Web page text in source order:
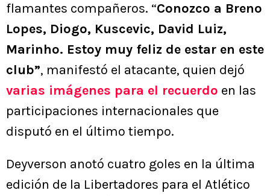
flamantes compañeros. “Conozco a Breno
Lopes, Diogo, Kuscevic, David Luiz,
Marinho. Estoy muy feliz de estar en este
club”, manifestó el atacante, quien dejó
varias imágenes para el recuerdo en las
participaciones internacionales que
disputó en el último tiempo.
Deyverson anotó cuatro goles en la última
edición de la Libertadores para el Atlético